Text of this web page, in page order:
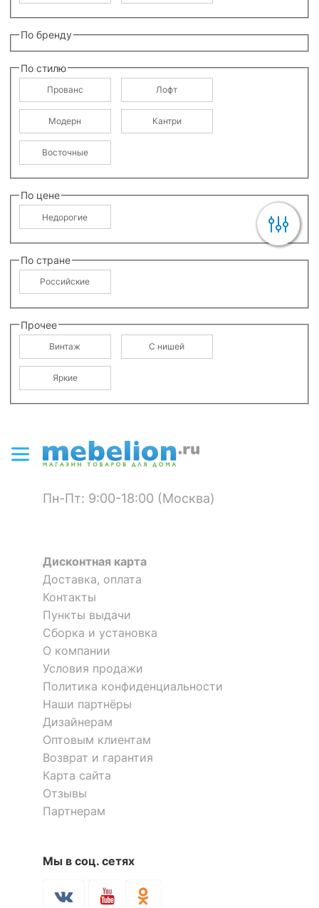
По бренду
По стилю
Прованс Лофт
Модерн Кантри
Восточные
По цене
Недорогие
По стране
Российские
Прочее
Винтаж С нишей
Яркие
Пн-Пт: 9:00-18:00 (Москва)
Дисконтная карта
Доставка, оплата
Контакты
Пункты выдачи
Сборка и установка
О компании
Условия продажи
Политика конфиденциальности
Наши партнёры
Дизайнерам
Оптовым клиентам
Возврат и гарантия
Карта сайта
Отзывы
Партнерам
Мы в соц. сетях